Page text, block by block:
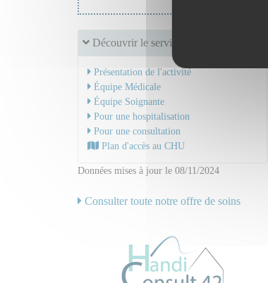
Découvrir le service
Présentation de l'activité
Équipe Médicale
Équipe Soignante
Pour une hospitalisation
Pour une consultation
Plan d'accès au CHU
Données mises à jour le 08/11/2024
Consulter toute notre offre de soins